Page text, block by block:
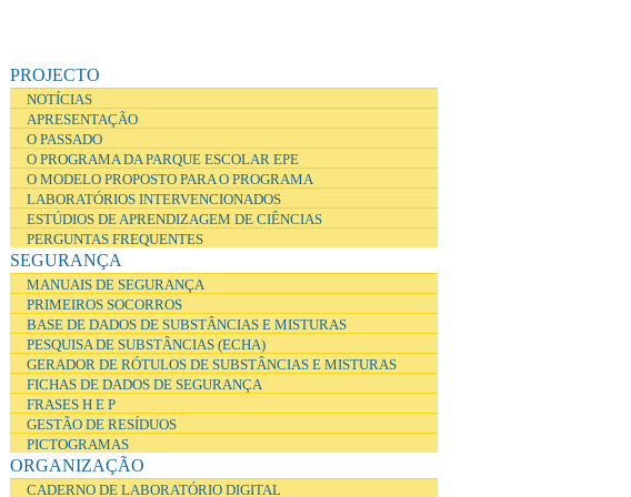
PROJECTO
NOTÍCIAS
APRESENTAÇÃO
O PASSADO
O PROGRAMA DA PARQUE ESCOLAR EPE
O MODELO PROPOSTO PARA O PROGRAMA
LABORATÓRIOS INTERVENCIONADOS
ESTÚDIOS DE APRENDIZAGEM DE CIÊNCIAS
PERGUNTAS FREQUENTES
SEGURANÇA
MANUAIS DE SEGURANÇA
PRIMEIROS SOCORROS
BASE DE DADOS DE SUBSTÂNCIAS E MISTURAS
PESQUISA DE SUBSTÂNCIAS (ECHA)
GERADOR DE RÓTULOS DE SUBSTÂNCIAS E MISTURAS
FICHAS DE DADOS DE SEGURANÇA
FRASES H E P
GESTÃO DE RESÍDUOS
PICTOGRAMAS
ORGANIZAÇÃO
CADERNO DE LABORATÓRIO DIGITAL